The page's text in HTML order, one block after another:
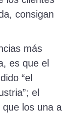
consigan
más
es que el
“el
el
los una a